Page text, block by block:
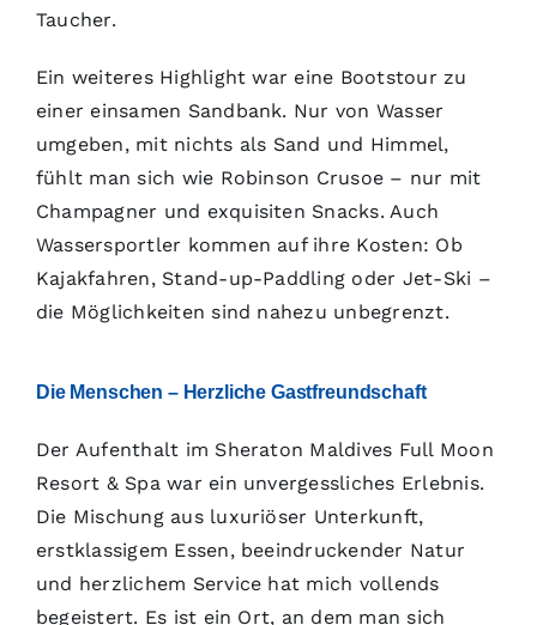
Taucher.
Ein weiteres Highlight war eine Bootstour zu
einer einsamen Sandbank. Nur von Wasser
umgeben, mit nichts als Sand und Himmel,
fühlt man sich wie Robinson Crusoe – nur mit
Champagner und exquisiten Snacks. Auch
Wassersportler kommen auf ihre Kosten: Ob
Kajakfahren, Stand-up-Paddling oder Jet-Ski –
die Möglichkeiten sind nahezu unbegrenzt.
Die Menschen – Herzliche Gastfreundschaft
Der Aufenthalt im Sheraton Maldives Full Moon
Resort & Spa war ein unvergessliches Erlebnis.
Die Mischung aus luxuriöser Unterkunft,
erstklassigem Essen, beeindruckender Natur
und herzlichem Service hat mich vollends
begeistert. Es ist ein Ort, an dem man sich